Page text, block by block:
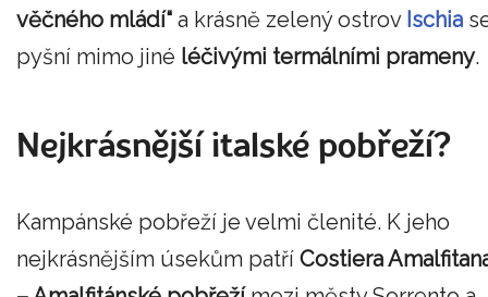
věčného mládí“ a krásně zelený ostrov Ischia
pyšní mimo jiné léčivými termálními prameny.
Nejkrásnější italské pobřeží?
Kampánské pobřeží je velmi členité. K jeho
nejkrásnějším úsekům patří Costiera